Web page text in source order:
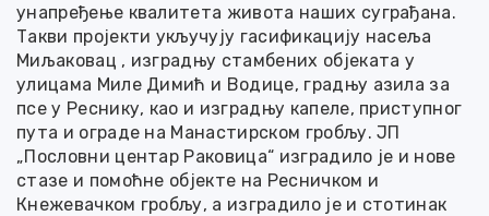
унапређење квалитета живота наших суграђана.
Такви пројекти укључују гасификацију насеља
Миљаковац , изградњу стамбених објеката у
улицама Миле Димић и Водице, градњу азила за
псе у Реснику, као и изградњу капеле, приступног
пута и ограде на Манастирском гробљу. ЈП
„Пословни центар Раковица“ изградило је и нове
стазе и помоћне објекте на Ресничком и
Кнежевачком гробљу, а изградило је и стотинак